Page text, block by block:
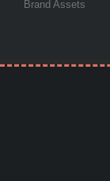
Brand Assets